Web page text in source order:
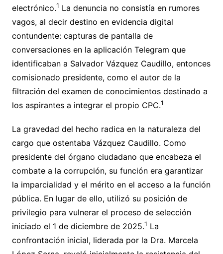
electrónico.1 La denuncia no consistía en rumores
vagos, al decir destino en evidencia digital
contundente: capturas de pantalla de
conversaciones en la aplicación Telegram que
identificaban a Salvador Vázquez Caudillo, entonces
comisionado presidente, como el autor de la
filtración del examen de conocimientos destinado a
los aspirantes a integrar el propio CPC.1
La gravedad del hecho radica en la naturaleza del
cargo que ostentaba Vázquez Caudillo. Como
presidente del órgano ciudadano que encabeza el
combate a la corrupción, su función era garantizar
la imparcialidad y el mérito en el acceso a la función
pública. En lugar de ello, utilizó su posición de
privilegio para vulnerar el proceso de selección
iniciado el 1 de diciembre de 2025.1 La
confrontación inicial, liderada por la Dra. Marcela